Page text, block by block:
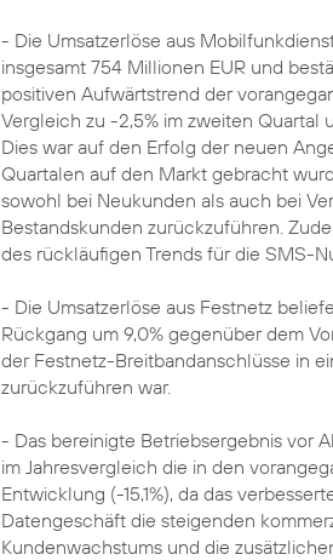
- Die Umsatzerlöse aus
insgesamt 754 Millionen EUR und
positiven Aufwärtstrend der
Vergleich zu -2,5% im zweiten Quartal
Dies war auf den Erfolg der neuen
Quartalen auf den Markt gebracht
sowohl bei Neukunden als auch bei
Bestandskunden zurückzuführen.
des rückläufigen Trends für die SMS-
- Die Umsatzerlöse aus Festnetz
Rückgang um 9,0% gegenüber dem
der Festnetz-Breitbandanschlüsse in
zurückzuführen war.
- Das bereinigte Betriebsergebnis vor
im Jahresvergleich die in den
Entwicklung (-15,1%), da das
Datengeschäft die steigenden
Kundenwachstums und die